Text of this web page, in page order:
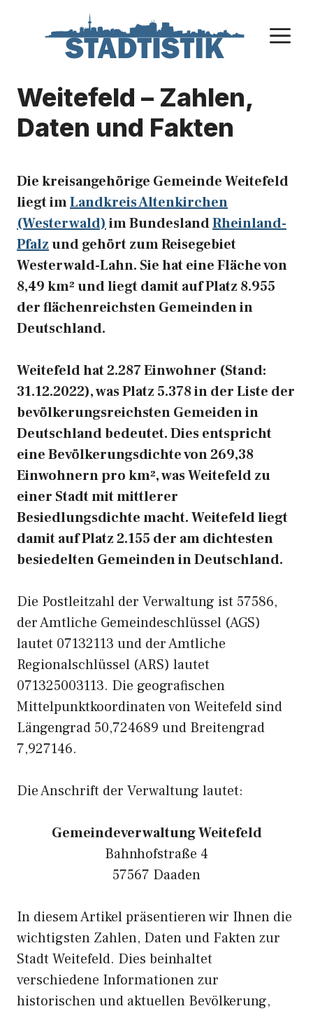
Weitefeld – Zahlen,
Daten und Fakten
Die kreisangehörige Gemeinde Weitefeld
liegt imLandkreis Altenkirchen
(Westerwald) im BundeslandRheinland-
Pfalzund gehört zum Reisegebiet
Westerwald-Lahn. Sie hat eine Fläche von
8,49 km² und liegt damit auf Platz 8.955
der flächenreichsten Gemeinden in
Deutschland.
Weitefeld hat 2.287 Einwohner (Stand:
31.12.2022), was Platz 5.378 in der Liste der
bevölkerungsreichsten Gemeiden in
Deutschland bedeutet. Dies entspricht
eine Bevölkerungsdichte von 269,38
Einwohnern pro km², was Weitefeld zu
einer Stadt mit mittlerer
Besiedlungsdichte macht. Weitefeld liegt
damit auf Platz 2.155 der am dichtesten
besiedelten Gemeinden in Deutschland.
Die Postleitzahl der Verwaltung ist 57586,
der Amtliche Gemeindeschlüssel (AGS)
lautet 07132113 und der Amtliche
Regionalschlüssel (ARS) lautet
071325003113. Die geografischen
Mittelpunktkoordinaten von Weitefeld sind
Längengrad 50,724689 und Breitengrad
7,927146.
Die Anschrift der Verwaltung lautet:
Gemeindeverwaltung Weitefeld
Bahnhofstraße 4
57567 Daaden
In diesem Artikel präsentieren wir Ihnen die
wichtigsten Zahlen, Daten und Fakten zur
Stadt Weitefeld. Dies beinhaltet
verschiedene Informationen zur
historischen und aktuellen Bevölkerung,